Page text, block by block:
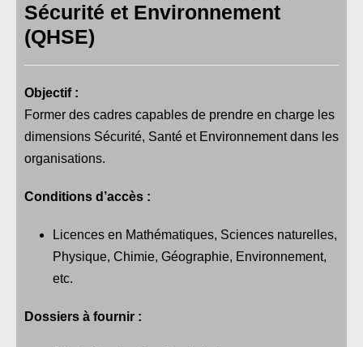
Sécurité et Environnement
(QHSE)
Objectif :
Former des cadres capables de prendre en charge les
dimensions Sécurité, Santé et Environnement dans les
organisations.
Conditions d’accès :
Licences en Mathématiques, Sciences naturelles,
Physique, Chimie, Géographie, Environnement,
etc.
Dossiers à fournir :